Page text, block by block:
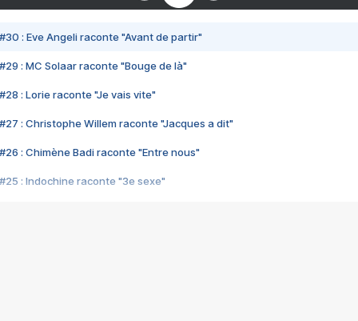
#30 : Eve Angeli raconte "Avant de partir"
#29 : MC Solaar raconte "Bouge de là"
#28 : Lorie raconte "Je vais vite"
#27 : Christophe Willem raconte "Jacques a dit"
#26 : Chimène Badi raconte "Entre nous"
#25 : Indochine raconte "3e sexe"